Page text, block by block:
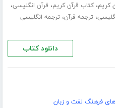
کریم،کتاب قرآن کریم، قرآن انگلیسی،
، ترجمه قرآن، ترجمه انگلیسی
دانلود کتاب
فرهنگ لغت و زبان